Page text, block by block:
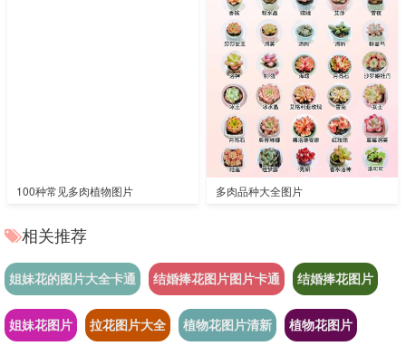
100种常见多肉植物图片 多肉品种大全图片
相关推荐
姐妹花的图片大全卡通 结婚捧花图片图片卡通 结婚捧花图片
姐妹花图片 拉花图片大全 植物花图片清新 植物花图片